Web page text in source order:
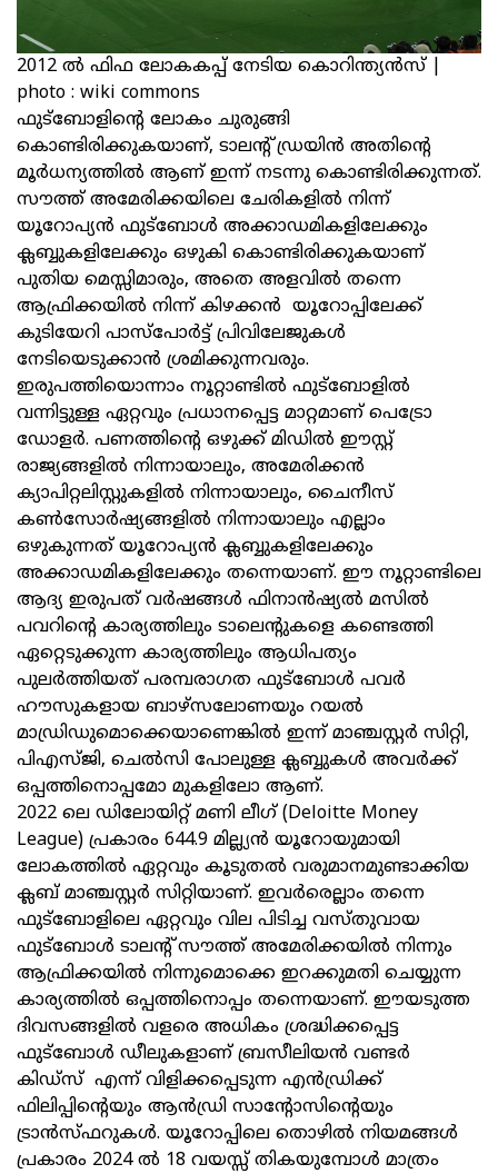
2012 ല്‍ ഫിഫ ലോകകപ്പ് നേടിയ കൊറിന്ത്യന്‍സ് |
photo : wiki commons
ഫുട്ബോളിന്റെ ലോകം ചുരുങ്ങി
കൊണ്ടിരിക്കുകയാണ്, ടാലന്റ് ഡ്രയിൻ അതിന്റെ
മൂര്‍ധന്യത്തില്‍ ആണ് ഇന്ന് നടന്നു കൊണ്ടിരിക്കുന്നത്.
സൗത്ത് അമേരിക്കയിലെ ചേരികളില്‍ നിന്ന്
യൂറോപ്യൻ ഫുട്ബോൾ അക്കാഡമികളിലേക്കും
ക്ലബ്ബുകളിലേക്കും ഒഴുകി കൊണ്ടിരിക്കുകയാണ്
പുതിയ മെസ്സിമാരും, അതെ അളവിൽ തന്നെ
ആഫ്രിക്കയിൽ നിന്ന് കിഴക്കന്‍ യൂറോപ്പിലേക്ക്
കുടിയേറി പാസ്പോര്‍ട്ട്‌ പ്രിവിലേജുകൾ
നേടിയെടുക്കാൻ ശ്രമിക്കുന്നവരും.
ഇരുപത്തിയൊന്നാം നൂറ്റാണ്ടില്‍ ഫുട്ബോളിൽ
വന്നിട്ടുള്ള ഏറ്റവും പ്രധാനപ്പെട്ട മാറ്റമാണ് പെട്രോ
ഡോളർ. പണത്തിന്റെ ഒഴുക്ക് മിഡില്‍ ഈസ്റ്റ്‌
രാജ്യങ്ങളില്‍ നിന്നായാലും, അമേരിക്കൻ
ക്യാപിറ്റലിസ്റ്റുകളിൽ നിന്നായാലും, ചൈനീസ്
കണ്‍സോര്‍ഷ്യങ്ങളില്‍ നിന്നായാലും എല്ലാം
ഒഴുകുന്നത് യൂറോപ്യൻ ക്ലബ്ബുകളിലേക്കും
അക്കാഡമികളിലേക്കും തന്നെയാണ്. ഈ നൂറ്റാണ്ടിലെ
ആദ്യ ഇരുപത് വർഷങ്ങൾ ഫിനാൻഷ്യൽ മസില്‍
പവറിന്റെ കാര്യത്തിലും ടാലെന്റുകളെ കണ്ടെത്തി
ഏറ്റെടുക്കുന്ന കാര്യത്തിലും ആധിപത്യം
പുലര്‍ത്തിയത് പരമ്പരാഗത ഫുട്ബോള്‍ പവര്‍
ഹൗസുകളായ ബാഴ്സലോണയും റയല്‍
മാഡ്രിഡുമൊക്കെയാണെങ്കിൽ ഇന്ന് മാഞ്ചസ്റ്റര്‍ സിറ്റി,
പിഎസ്ജി, ചെൽസി പോലുള്ള ക്ലബ്ബുകൾ അവർക്ക്
ഒപ്പത്തിനൊപ്പമോ മുകളിലോ ആണ്.
2022 ലെ ഡിലോയിറ്റ് മണി ലീഗ് (Deloitte Money
League) പ്രകാരം 644.9 മില്ല്യന്‍ യൂറോയുമായി
ലോകത്തിൽ ഏറ്റവും കൂടുതൽ വരുമാനമുണ്ടാക്കിയ
ക്ലബ്‌ മാഞ്ചസ്റ്റര്‍ സിറ്റിയാണ്. ഇവർരെല്ലാം തന്നെ
ഫുട്ബോളിലെ ഏറ്റവും വില പിടിച്ച വസ്തുവായ
ഫുട്ബോള്‍ ടാലന്റ് സൗത്ത് അമേരിക്കയിൽ നിന്നും
ആഫ്രിക്കയിൽ നിന്നുമൊക്കെ ഇറക്കുമതി ചെയ്യുന്ന
കാര്യത്തിൽ ഒപ്പത്തിനൊപ്പം തന്നെയാണ്. ഈയടുത്ത
ദിവസങ്ങളില്‍ വളരെ അധികം ശ്രദ്ധിക്കപ്പെട്ട
ഫുട്ബോള്‍ ഡീലുകളാണ് ബ്രസീലിയന്‍ വണ്ടര്‍
കിഡ്സ്‌ എന്ന് വിളിക്കപ്പെടുന്ന എന്‍ഡ്രിക്ക്
ഫിലിപ്പിന്റെയും ആന്‍ഡ്രി സാന്റോസിന്റെയും
ട്രാൻസ്ഫറുകൾ. യൂറോപ്പിലെ തൊഴില്‍ നിയമങ്ങള്‍
പ്രകാരം 2024 ല്‍ 18 വയസ്സ് തികയുമ്പോള്‍ മാത്രം